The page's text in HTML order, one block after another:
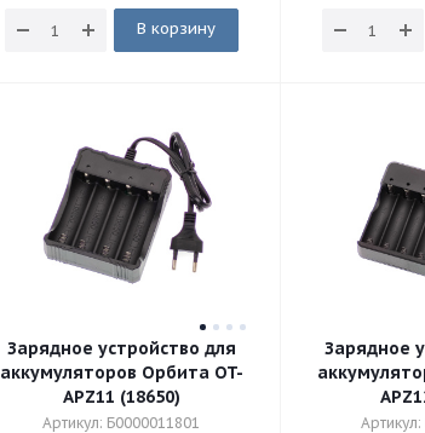
В корзину
Зарядное устройство для
аккумуляторов Орбита OT-
APZ11 (18650)
Артикул: Б0000011801
Зарядное